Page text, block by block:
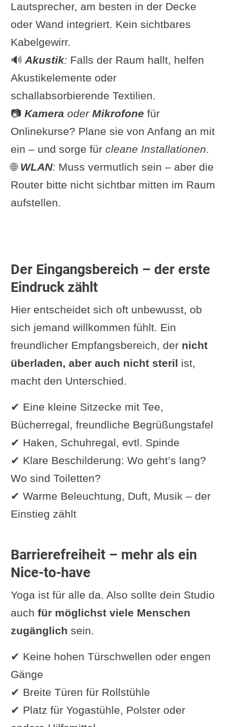
Lautsprecher, am besten in der Decke
oder Wand integriert. Kein sichtbares
Kabelgewirr.
🔊 Akustik: Falls der Raum hallt, helfen
Akustikelemente oder
schallabsorbierende Textilien.
📷 Kamera oder Mikrofone für
Onlinekurse? Plane sie von Anfang an mit
ein – und sorge für cleane Installationen.
🌐 WLAN: Muss vermutlich sein – aber die
Router bitte nicht sichtbar mitten im Raum
aufstellen.
Der Eingangsbereich – der erste
Eindruck zählt
Hier entscheidet sich oft unbewusst, ob
sich jemand willkommen fühlt. Ein
freundlicher Empfangsbereich, der nicht
überladen, aber auch nicht steril ist,
macht den Unterschied.
✔ Eine kleine Sitzecke mit Tee,
Bücherregal, freundliche Begrüßungstafel
✔ Haken, Schuhregal, evtl. Spinde
✔ Klare Beschilderung: Wo geht’s lang?
Wo sind Toiletten?
✔ Warme Beleuchtung, Duft, Musik – der
Einstieg zählt
Barrierefreiheit – mehr als ein
Nice-to-have
Yoga ist für alle da. Also sollte dein Studio
auch für möglichst viele Menschen
zugänglich sein.
✔ Keine hohen Türschwellen oder engen
Gänge
✔ Breite Türen für Rollstühle
✔ Platz für Yogastühle, Polster oder